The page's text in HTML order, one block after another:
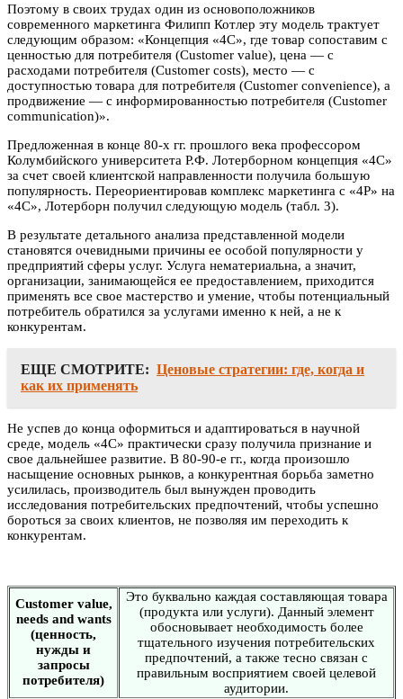
Поэтому в своих трудах один из основоположников
современного маркетинга Филипп Котлер эту модель трактует
следующим образом: «Концепция «4С», где товар сопоставим с
ценностью для потребителя (Customer value), цена — с
расходами потребителя (Customer costs), место — с
доступностью товара для потребителя (Customer convenience), а
продвижение — с информированностью потребителя (Customer
communication)».
Предложенная в конце 80-х гг. прошлого века профессором
Колумбийского университета Р.Ф. Лотерборном концепция «4С»
за счет своей клиентской направленности получила большую
популярность. Переориентировав комплекс маркетинга с «4Р» на
«4С», Лотерборн получил следующую модель (табл. 3).
В результате детального анализа представленной модели
становятся очевидными причины ее особой популярности у
предприятий сферы услуг. Услуга нематериальна, а значит,
организации, занимающейся ее предоставлением, приходится
применять все свое мастерство и умение, чтобы потенциальный
потребитель обратился за услугами именно к ней, а не к
конкурентам.
ЕЩЕ СМОТРИТЕ: Ценовые стратегии: где, когда и
как их применять
Не успев до конца оформиться и адаптироваться в научной
среде, модель «4С» практически сразу получила признание и
свое дальнейшее развитие. В 80-90-е гг., когда произошло
насыщение основных рынков, а конкурентная борьба заметно
усилилась, производитель был вынужден проводить
исследования потребительских предпочтений, чтобы успешно
бороться за своих клиентов, не позволяя им переходить к
конкурентам.
Customer value,
needs and wants
(ценность,
нужды и
запросы
потребителя)
Это буквально каждая составляющая товара
(продукта или услуги). Данный элемент
обосновывает необходимость более
тщательного изучения потребительских
предпочтений, а также тесно связан с
правильным восприятием своей целевой
аудитории.